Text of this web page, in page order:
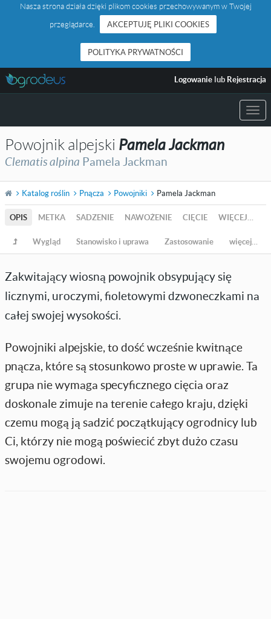
Nasza strona działa dzięki plikom cookies przechowywanym w Twojej
przeglądarce.
AKCEPTUJĘ PLIKI COOKIES
POLITYKA PRYWATNOŚCI
Logowanie lub Rejestracja
Powojnik alpejski Pamela Jackman
Clematis alpina Pamela Jackman
Katalog roślin Pnącza Powojniki Pamela Jackman
OPIS METKA SADZENIE NAWOŻENIE CIĘCIE WIĘCEJ…
Wygląd Stanowisko i uprawa Zastosowanie więcej…
Zakwitający wiosną powojnik obsypujący się
licznymi, uroczymi, fioletowymi dzwoneczkami na
całej swojej wysokości.
Powojniki alpejskie, to dość wcześnie kwitnące
pnącza, które są stosunkowo proste w uprawie. Ta
grupa nie wymaga specyficznego cięcia oraz
doskonale zimuje na terenie całego kraju, dzięki
czemu mogą ją sadzić początkujący ogrodnicy lub
Ci, którzy nie mogą poświecić zbyt dużo czasu
swojemu ogrodowi.